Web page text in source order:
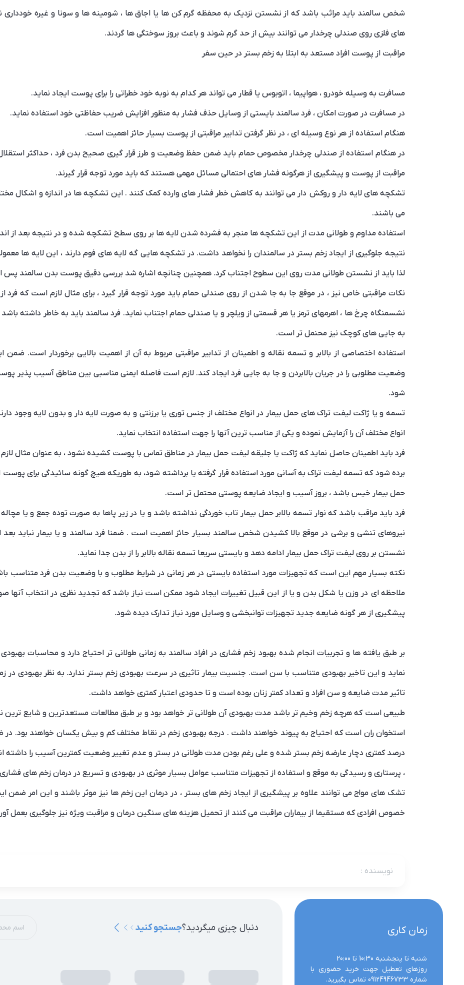
شخص سالمند باید مراثب باشد که از نشستن نزدیک به محفظه گرم کن ها یا اجاق ها ، شومینه ها و سونا و غیره
های فلزی روی صندلی چرخدار می توانند بیش از حد گرم شوند و باعث بروز سوختگی ها گردند.
مراقبت از پوست افراد مستعد به ابتلا به زخم بستر در حین سفر
مسافرت به وسیله خودرو ، هواپیما ، اتوبوس یا قطار می تواند هر کدام به نوبه خود خطراتی را برای پوست ایجاد نماید.
در مسافرت در صورت امکان ، فرد سالمند بایستی از وسایل حذف فشار به منظور افزایش ضریب حفاظتی خود استفاده نماید.
هنگام استفاده از هر نوع وسیله ای ، در نظر گرفتن تدابیر مراقبتی از پوست بسیار حائز اهمیت است.
در هنگام استفاده از صندلی چرخدار مخصوص حمام باید ضمن حفظ وضعیت و طرز قرار گیری صحیح بدن فرد ، حداکثر استقلال را
مراقبت از پوست و پیشگیری از هرگونه فشار های احتمالی مسائل مهمی هستند که باید مورد توجه قرار گیرند.
تشکچه های لایه دار و روکش دار می توانند به کاهش خطر فشار های وارده کمک کنند . این تشکچه ها در اندازه و اشکال
می باشند.
استفاده مداوم و طولانی مدت از این تشکچه ها منجر به فشرده شدن لایه ها بر روی سطح تشکچه شده و در نتیجه بعد از
نتیجه جلوگیری از ایجاد زخم بستر در سالمندان را نخواهد داشت. در تشکچه هایی گه لایه های فوم دارند ، این لایه ها
لذا باید از نشستن طولانی مدت روی این سطوح اجتناب کرد. همچنین چنانچه اشاره شد بررسی دقیق پوست بدن سالمند پس
نکات مراقبتی خاص نیز ، در موقع جا به جا شدن از روی صندلی حمام باید مورد توجه قرار گیرد ، برای مثال لازم است که
نشسمنگاه چرخ ها ، اهرمهای ترمز یا هر قسمتی از ویلچر و یا صندلی حمام اجتناب نماید. فرد سالمند باید به خاطر داشته
به جایی های کوچک نیز محنمل تر است.
استفاده اختصاصی از بالابر و تسمه نقاله و اطمینان از تدابیر مراقبتی مربوط به آن از اهمیت بالایی برخوردار است.
وضعیت مطلوبی را در جریان بالابردن و جا به جایی فرد ایجاد کند. لازم است فاصله ایمنی مناسبی بین مناطق آسیب پذیر
شود.
تسمه و یا ژاکت لیفت تراک های حمل بیمار در انواع مختلف از جنس توری یا برزنتی و به صورت لایه دار و بدون لایه وجود
انواع مختلف آن را آزمایش نموده و یکی از مناسب ترین آنها را جهت استفاده انتخاب نماید.
فرد باید اطمینان حاصل نماید که ژاکت یا جلیقه لیفت حمل بیمار در مناطق تماس با پوست کشیده نشود ، به عنوان مثال لازم
برده شود که تسمه لیفت تراک به آسانی مورد استفاده قرار گرفته یا برداشته شود، به طوریکه هیچ گونه سائیدگی برای
حمل بیمار خیس باشد ، بروز آسیب و ایجاد ضایعه پوستی محتمل تر است.
فرد باید مراقب باشد که نوار تسمه بالابر حمل بیمار تاب خوردگی نداشته باشد و یا در زیر پاها به صورت توده جمع و یا
نیروهای تنشی و برشی در موقع بالا کشیدن شخص سالمند بسیار حائز اهمیت است . ضمنا فرد سالمند و یا بیمار نباید بعد
نشستن بر روی لیفت تراک حمل بیمار ادامه دهد و بایستی سریعا تسمه نقاله بالابر را از بدن جدا نماید.
نکته بسیار مهم این است که تجهیزات مورد استفاده بایستی در هر زمانی در شرایط مطلوب و با وضعیت بدن فرد متناسب
ملاحظه ای در وزن یا شکل بدن و یا از این قبیل تغییرات ایجاد شود ممکن است نیاز باشد که تجدید نظری در انتخاب آنها
پیشگیری از هر گونه ضایعه جدید تجهیزات توانبخشی و وسایل مورد نیاز تدارک دیده شود.
بر طبق یافته ها و تجربیات انجام شده بهبود زخم فشاری در افراد سالمند به زمانی طولانی تر احتیاج دارد و محاسبات
نماید و این تاخیر بهبودی متناسب با سن است. جنسیت بیمار تاثیری در سرعت بهبودی زخم بستر ندارد. به نظر بهبودی
تاثیر مدت ضایعه و سن افراد و تعداد کمتر زنان بوده است و تا حدودی اعتبار کمتری خواهد داشت.
طبیعی است که هرچه زخم وخیم تر باشد مدت بهبودی آن طولانی تر خواهد بود و بر طبق مطالعات مستعدترین و شایع ترین
استخوان ران است که احتیاج به پیوند خواهند داشت . درجه بهبودی زخم در نقاط مختلف کم و بیش یکسان خواهند بود.
درصد کمتری دچار عارضه زخم بستر شده و علی رغم بودن مدت طولانی در بستر و عدم تغییر وضعیت کمترین آسیب را داشته
، پرستاری و رسیدگی به موقع و استفاده از تجهیزات متناسب عوامل بسیار موثری در بهبودی و تسریع در درمان زخم های
تشک های مواج می توانند علاوه بر پیشگیری از ایجاد زخم های بستر ، در درمان این زخم ها نیز موثر باشند و این امر ضمن
خصوص افرادی که مستقیما از بیماران مراقبت می کنند از تحمیل هزینه های سنگین درمان و مراقبت ویژه نیز جلوگیری بعمل
نویسنده :
زمان کاری
شماره 09124946733 تماس بگیرید.
دنبال چیزی میگردید؟جستجو کنید